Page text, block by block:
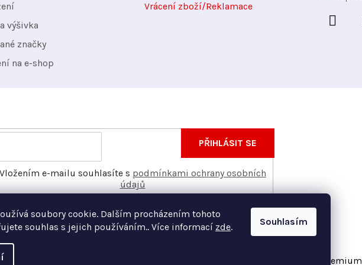
soubory cookie. Dalším procházením tohoto
souhlas s jejich používáním.. Více informací zde. Souhlasím
výšivka
značky
na e-shop
Vrácení zboží/Reklamace
o nových produktech na našem e-shopu.
Vložením e-mailu souhlasíte s podmínkami ochrany osobních
údajů
PŘIHLÁSIT SE
Vytvořil Shoptet Premium